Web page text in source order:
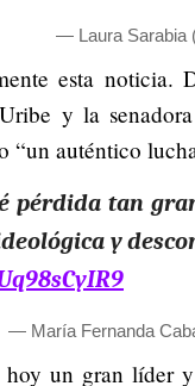
— Laura Sarabia
esta
y la
“un auténtico
pérdida tan
y
— María Fernanda
un gran líder